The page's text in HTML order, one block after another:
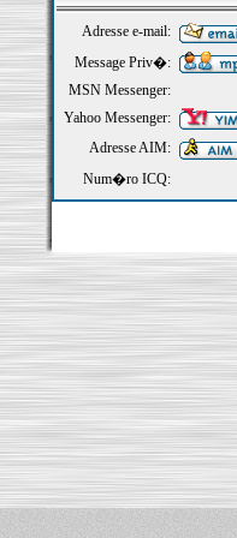
Adresse e-mail:
Message Priv�:
MSN Messenger:
Yahoo Messenger:
Adresse AIM:
Num�ro ICQ: